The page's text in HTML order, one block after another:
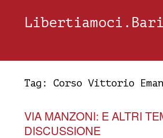
Tag: Corso Vittorio
VIA MANZONI: E ALTRI
DISCUSSIONE